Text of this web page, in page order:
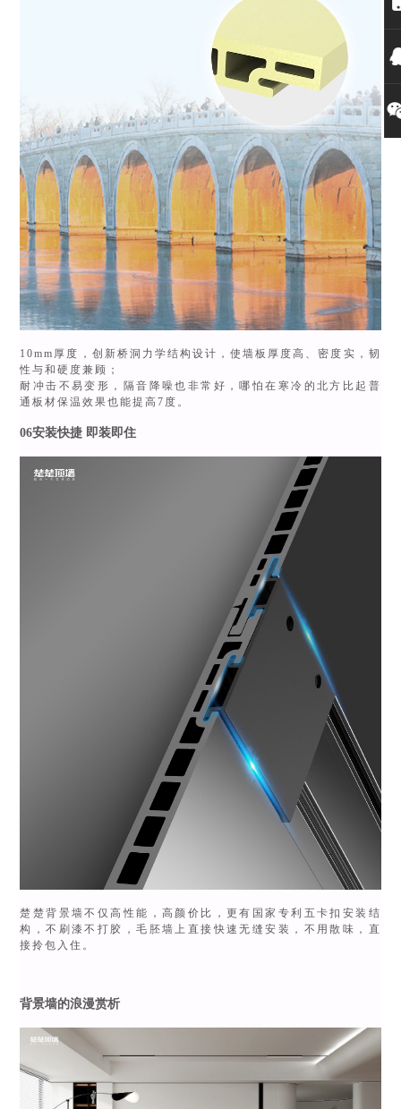
10mm厚度，创新桥洞力学结构设计，使墙板厚度高、密度实，韧
性与和硬度兼顾；
耐冲击不易变形，隔音降噪也非常好，哪怕在寒冷的北方比起普
通板材保温效果也能提高7度。
06安装快捷 即装即住
楚楚背景墙不仅高性能，高颜价比，更有国家专利五卡扣安装结
构，不刷漆不打胶，毛胚墙上直接快速无缝安装，不用散味，直
接拎包入住。
背景墙的浪漫赏析